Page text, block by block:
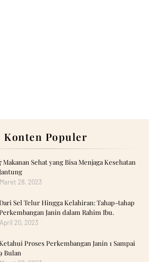
Konten Populer
Makanan Sehat yang Bisa Menjaga Kesehatan
Maret 28, 2023
Dari Sel Telur Hingga Kelahiran: Tahap-tahap
Perkembangan Janin dalam Rahim Ibu.
April 20, 2023
Ketahui Proses Perkembangan Janin 1 Sampai
Bulan